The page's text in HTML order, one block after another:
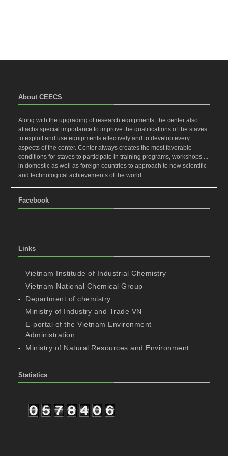
About CEECS
Along with the upgrading of research equipments, the center also
attachs special importance to improve the qualifications of the staves
to exploit and use equipments effectively and to develop every
aspects of the center. Center always creates the most favorable
conditions for staves to participate in training programs, workshops ...
in domestic as well as foreign countries to approach to new scientific
and technological achievements of the world.
Facebook
Links
Vietnam Institude of Industrial Chemistry
Vietnam National Chemical Group
Department of chemistry
Ministry of Industry and Trade VN
E-portal of the Vietnam Environment
Administration
Ministry of Natural Resources and Environment
Statistics